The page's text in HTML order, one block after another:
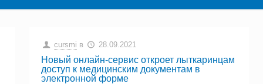
cursmi в 28.09.2021
Новый онлайн-сервис откроет лыткаринцам
доступ к медицинским документам в
электронной форме